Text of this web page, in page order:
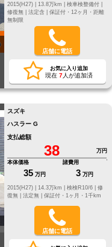
2015(H27) |
13.8万km |
検車検整備付 |
修復無 | 法定含 | 保証付・12ヶ月・距離
無制限
店舗に電話
お気に入り追加
現在 7人が追加済
スズキ
ハスラー G
支払総額
38
万円
本体価格
35 万円
諸費用
3 万円
修
復無 | 法定無 | 保証付・1ヶ月・1千km
店舗に電話